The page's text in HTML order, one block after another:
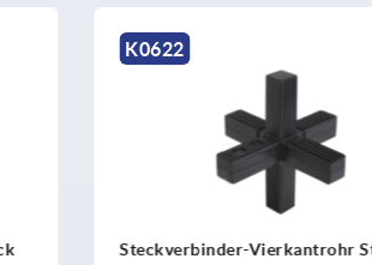
K0621
Steckverbinder-Vierkantrohr